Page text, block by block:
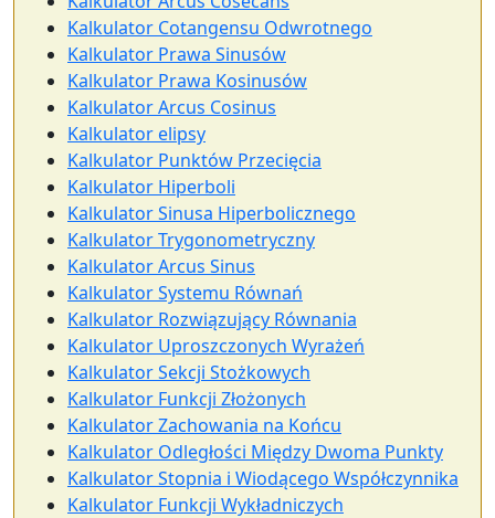
Kalkulator Cotangensu Odwrotnego
Kalkulator Prawa Sinusów
Kalkulator Prawa Kosinusów
Kalkulator Arcus Cosinus
Kalkulator elipsy
Kalkulator Punktów Przecięcia
Kalkulator Hiperboli
Kalkulator Sinusa Hiperbolicznego
Kalkulator Trygonometryczny
Kalkulator Arcus Sinus
Kalkulator Systemu Równań
Kalkulator Rozwiązujący Równania
Kalkulator Uproszczonych Wyrażeń
Kalkulator Sekcji Stożkowych
Kalkulator Funkcji Złożonych
Kalkulator Zachowania na Końcu
Kalkulator Odległości Między Dwoma Punkty
Kalkulator Stopnia i Wiodącego Współczynnika
Kalkulator Funkcji Wykładniczych